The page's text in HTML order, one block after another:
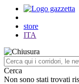
store
ITA
Cerca
Non sono stati trovati